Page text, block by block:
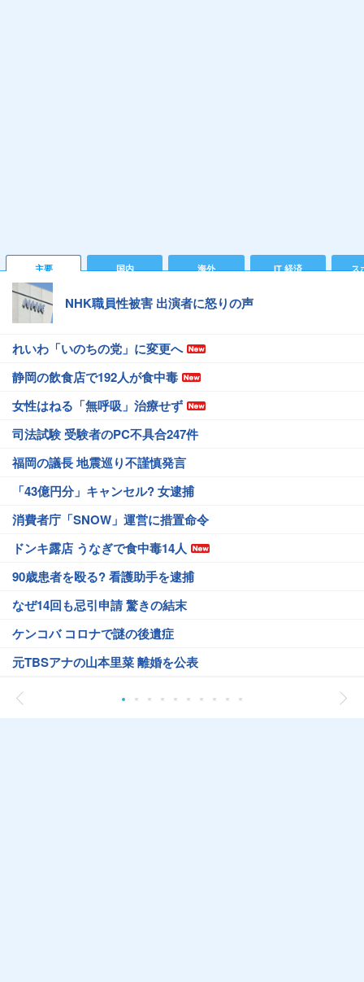
主要 国内 海外 IT 経済 ス
NHK職員性被害 出演者に怒りの声
れいわ「いのちの党」に変更へ
静岡の飲食店で192人が食中毒
女性はねる「無呼吸」治療せず
司法試験 受験者のPC不具合247件
福岡の議長 地震巡り不謹慎発言
「43億円分」キャンセル? 女逮捕
消費者庁「SNOW」運営に措置命令
ドンキ露店 うなぎで食中毒14人
90歳患者を殴る? 看護助手を逮捕
なぜ14回も忌引申請 驚きの結末
ケンコバ コロナで謎の後遺症
元TBSアナの山本里菜 離婚を公表